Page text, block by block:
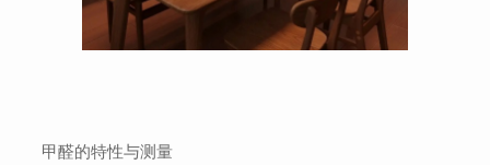
甲醛的特性与测量